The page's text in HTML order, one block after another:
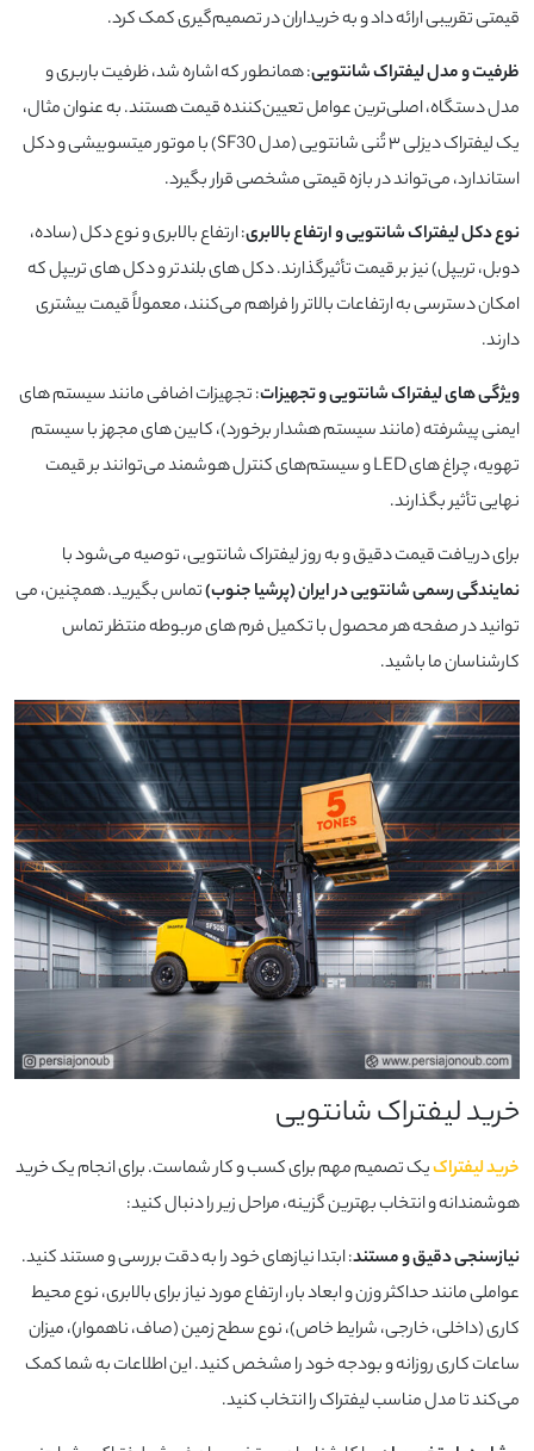
قیمتی تقریبی ارائه داد و به خریداران در تصمیم‌گیری کمک کرد.
ظرفیت و مدل لیفتراک شانتویی: همانطور که اشاره شد، ظرفیت باربری و
مدل دستگاه، اصلی‌ترین عوامل تعیین‌کننده قیمت هستند. به عنوان مثال،
یک لیفتراک دیزلی ۳ تُنی شانتویی (مدل SF30) با موتور میتسوبیشی و دکل
استاندارد، می‌تواند در بازه قیمتی مشخصی قرار بگیرد.
نوع دکل لیفتراک شانتویی و ارتفاع بالابری: ارتفاع بالابری و نوع دکل (ساده،
دوبل، تریپل) نیز بر قیمت تأثیرگذارند. دکل‌ های بلندتر و دکل‌ های تریپل که
امکان دسترسی به ارتفاعات بالاتر را فراهم می‌کنند، معمولاً قیمت بیشتری
دارند.
ویژگی های لیفتراک شانتویی و تجهیزات: تجهیزات اضافی مانند سیستم‌ های
ایمنی پیشرفته (مانند سیستم هشدار برخورد)، کابین‌ های مجهز با سیستم
تهویه، چراغ‌ های LED و سیستم‌های کنترل هوشمند می‌توانند بر قیمت
نهایی تأثیر بگذارند.
برای دریافت قیمت دقیق و به روز لیفتراک شانتویی، توصیه می‌شود با
نمایندگی‌ رسمی شانتویی در ایران (پرشیا جنوب)تماس بگیرید. همچنین، می
توانید در صفحه هر محصول با تکمیل فرم های مربوطه منتظر تماس
کارشناسان ما باشید.
خرید لیفتراک شانتویی
خرید لیفتراکیک تصمیم مهم برای کسب‌ و کار شماست. برای انجام یک خرید
هوشمندانه و انتخاب بهترین گزینه، مراحل زیر را دنبال کنید:
نیازسنجی دقیق و مستند: ابتدا نیازهای خود را به دقت بررسی و مستند کنید.
عواملی مانند حداکثر وزن و ابعاد بار، ارتفاع مورد نیاز برای بالابری، نوع محیط
کاری (داخلی، خارجی، شرایط خاص)، نوع سطح زمین (صاف، ناهموار)، میزان
ساعات کاری روزانه و بودجه خود را مشخص کنید. این اطلاعات به شما کمک
می‌کند تا مدل مناسب لیفتراک را انتخاب کنید.